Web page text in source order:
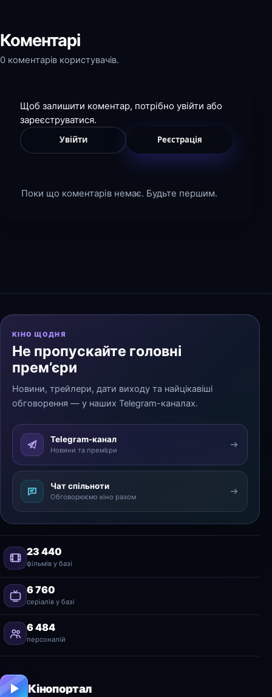
Коментарі
0 коментарів користувачів.
Щоб залишити коментар, потрібно увійти або
зареєструватися.
Увійти Реєстрація
Поки що коментарів немає. Будьте першим.
КІНО ЩОДНЯ
Не пропускайте головні
прем’єри
Новини, трейлери, дати виходу та найцікавіші
обговорення — у наших Telegram-каналах.
Telegram-канал
Новини та прем’єри
Чат спільноти
Обговорюємо кіно разом
23 440
фільмів у базі
6 760
серіалів у базі
6 484
персоналій
Кінопортал